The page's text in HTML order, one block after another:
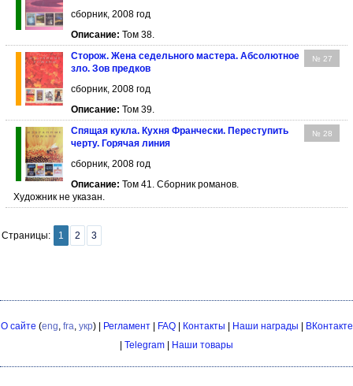
сборник, 2008 год
Описание: Том 38.
№ 27
Сторож. Жена седельного мастера. Абсолютное
зло. Зов предков
сборник, 2008 год
Описание: Том 39.
№ 28
Спящая кукла. Кухня Франчески. Переступить
черту. Горячая линия
сборник, 2008 год
Описание: Том 41. Сборник романов.
Художник не указан.
Страницы: 1 2 3
О сайте (eng fra укр) | Регламент| FAQ| Контакты | Наши награды | ВКонтакте
| Telegram | Наши товары